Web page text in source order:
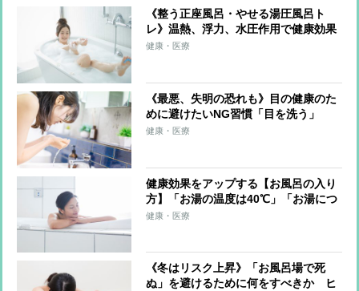
《整う正座風呂・やせる湯圧風呂ト
レ》温熱、浮力、水圧作用で健康効果
も期待できる6つのメソッド＆正しい
健康・医療
《最悪、失明の恐れも》目の健康のた
めに避けたいNG習慣「目を洗う」
「水を一気飲みする」「コンタクトを
健康・医療
健康効果をアップする【お風呂の入り
方】「お湯の温度は40℃」「お湯につ
かるのはトータル10分」「かけ湯は10
健康・医療
《冬はリスク上昇》「お風呂場で死
ぬ」を避けるために何をすべきか ヒ